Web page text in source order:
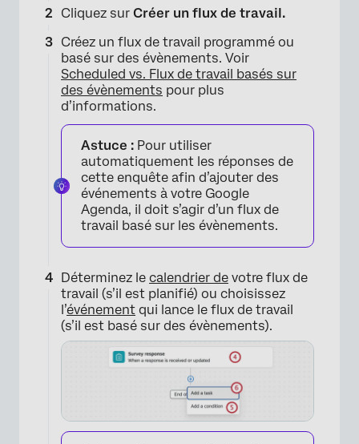
×
Cliquez sur Créer un flux de travail.
Créez un flux de travail programmé ou
basé sur des évènements. Voir
Scheduled vs. Flux de travail basés sur
des évènements pour plus
d’informations.
Astuce : Pour utiliser
automatiquement les réponses de
cette enquête afin d’ajouter des
événements à votre Google
Agenda, il doit s’agir d’un flux de
travail basé sur les évènements.
Déterminez le calendrier de votre flux de
travail (s’il est planifié) ou choisissez
l’événement qui lance le flux de travail
(s’il est basé sur des évènements).